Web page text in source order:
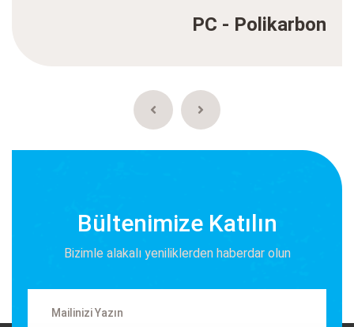
PC - Polikarbon
Bültenimize Katılın
Bizimle alakalı yeniliklerden haberdar olun